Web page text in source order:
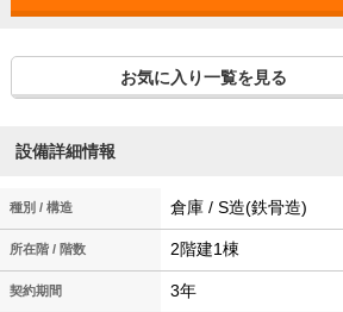
お気に入り一覧を見る
設備詳細情報
種別 / 構造 倉庫 / S造(鉄骨造)
所在階 / 階数 2階建1棟
契約期間 3年